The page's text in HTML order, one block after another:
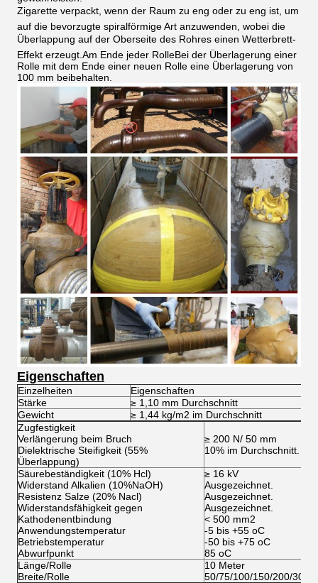
Zigarette verpackt, wenn der Raum zu eng oder zu eng ist, um
auf die bevorzugte spiralförmige Art anzuwenden, wobei die
Überlappung auf der Oberseite des Rohres einen Wetterbrett-
Effekt erzeugt.Am Ende jeder RolleBei der Überlagerung einer
Rolle mit dem Ende einer neuen Rolle eine Überlagerung von
100 mm beibehalten.
Eigenschaften
Einzelheiten Eigenschaften
Stärke
≥ 1,10 mm Durchschnitt
Gewicht
≥ 1,44 kg/m2 im Durchschnitt
Zugfestigkeit
Verlängerung beim Bruch
Dielektrische Steifigkeit (55%
Überlappung)
≥ 200 N/ 50 mm
10% im Durchschnitt.
Säurebeständigkeit (10% Hcl)
Widerstand Alkalien (10%NaOH)
Resistenz Salze (20% Nacl)
Widerstandsfähigkeit gegen
Kathodenentbindung
Anwendungstemperatur
Betriebstemperatur
Abwurfpunkt
≥ 16 kV
Ausgezeichnet.
Ausgezeichnet.
Ausgezeichnet.
< 500 mm2
-5 bis +55 oC
-50 bis +75 oC
85 oC
Länge/Rolle
Breite/Rolle
10 Meter
50/75/100/150/200/300